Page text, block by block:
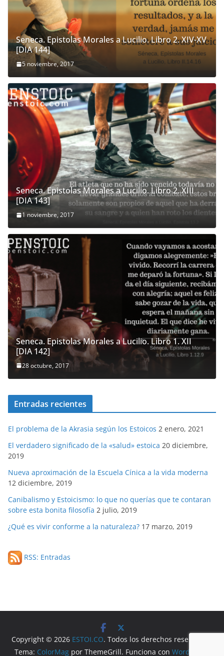
Seneca. Epistolas Morales a Lucilio. Libro 2. XIV-XV
[DIA 144]
5 noviembre, 2017
Seneca. Epistolas Morales a Lucilio. Libro 2. XIII
[DIA 143]
1 noviembre, 2017
Seneca. Epistolas Morales a Lucilio. Libro 1. XII
[DIA 142]
28 octubre, 2017
Entradas recientes
El problema de la Akrasia según los Estoicos 2 enero, 2021
El verdadero significado de la «salud» estoica 20 diciembre,
2019
Nueva aproximación de la Escuela Cínica a la vida moderna
12 diciembre, 2019
Canibalismo y Estoicismo: lo que no querías que te contaran
sobre esta bonita filosofía 2 julio, 2019
¿Qué es vivir conforme a la naturaleza? 17 marzo, 2019
RSS: Entradas
Copyright © 2026 ESTOI.CO. Todos los derechos reservados.
Tema: ColorMagpor ThemeGrill. Funciona con WordPress